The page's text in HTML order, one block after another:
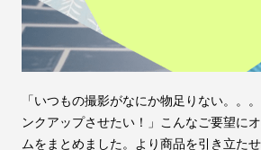
「いつもの撮影がなにか物足りない。。
ンクアップさせたい！」こんなご要望に
ムをまとめました。より商品を引き立た